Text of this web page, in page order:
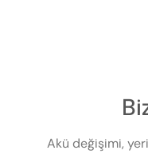
Akü değişimi,